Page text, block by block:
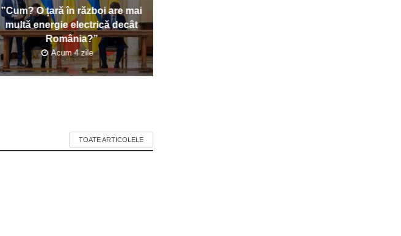
”Cum? O țară în război are mai
multă energie electrică decât
România?”
Acum 4 zile
TOATE ARTICOLELE